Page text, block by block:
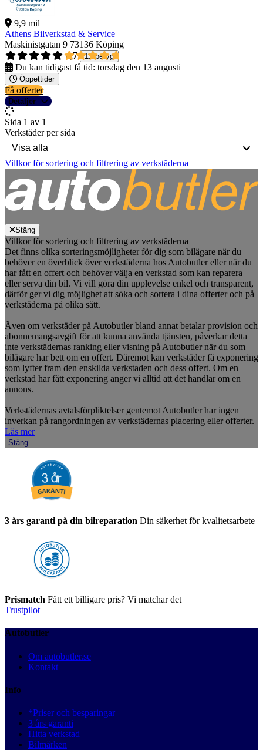
9,9 mil
Athens Bilverkstad & Service
Maskinistgatan 9 73136 Köping
4,7
11 betyg
Du kan tidigast få tid: torsdag den 13 augusti
Öppettider
Få offerter
Detaljer
Sida 1 av 1
Verkstäder per sida
Villkor för sortering och filtrering av verkstäderna
Stäng
Villkor för sortering och filtrering av verkstäderna
Det finns olika sorteringsmöjligheter för dig som bilägare när du
behöver en överblick över verkstäderna hos Autobutler eller när du
har fått en offert och behöver välja en verkstad som kan reparera
eller serva din bil. Vi vill göra din upplevelse enkel och transparent,
därför ger vi dig möjlighet att söka och sortera i dina offerter och på
verkstäderna på olika sätt.
Även om verkstäder på Autobutler bland annat betalar provision och
abonnemangsavgift för att kunna använda tjänsten, påverkar detta
inte verkstädernas ranking eller visning på Autobutler när du som
bilägare har bett om en offert. Däremot kan verkstäder få exponering
som lyfter fram den enskilda verkstaden och dess offert. Om en
verkstad har fått exponering anger vi alltid att det handlar om en
annons.
Verkstädernas avtalsförpliktelser gentemot Autobutler har ingen
inverkan på rangordningen av verkstädernas placering eller offerter.
Läs mer
Stäng
3 års garanti på din bilreparation Din säkerhet för kvalitetsarbete
Prismatch Fått ett billigare pris? Vi matchar det
Trustpilot
Autobutler
Om autobutler.se
Kontakt
Info
*Priser och besparingar
3 års garanti
Hitta verkstad
Bilmärken